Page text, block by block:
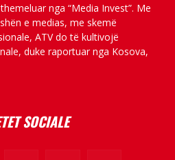
nga “Media Invest”. Me
e medias, me skemë
ATV do të kultivojë
duke raportuar nga Kosova,
SOCIALE